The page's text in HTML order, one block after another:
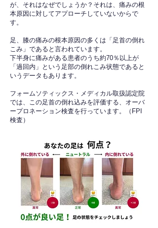
が、それはなぜでしょうか？それは、痛みの根
本原因に対してアプローチしていないからで
す。
足、膝の痛みの根本原因の多くは「足首の倒れ
こみ」であると言われています。
下半身に痛みがある患者のうち約70％以上が
「過回内」という足部の倒れこみ状態であると
いうデータもあります。
フォームソティックス・メディカル取扱認定院
では、この足首の倒れ込みを評価する、オーバ
ープロネーション検査を行っています。（FPI
検査）​